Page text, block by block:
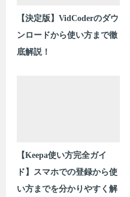
【決定版】VidCoderのダウ
ンロードから使い方まで徹
底解説！
【Keepa使い方完全ガイ
ド】スマホでの登録から使
い方までを分かりやすく解